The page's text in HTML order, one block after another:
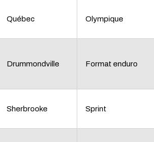
Québec Olympique
Drummondville Format enduro
Sherbrooke Sprint